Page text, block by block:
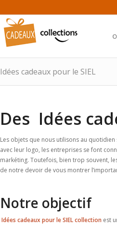
Idées cadeaux pour le SIEL
Des Idées
Les objets que nous utilisons au
avec leur logo, les entreprises se font
markéting. Toutefois, bien trop souvent,
de notre devoir de vous montrer
Notre objectif
Idées cadeaux pour le SIEL collection est